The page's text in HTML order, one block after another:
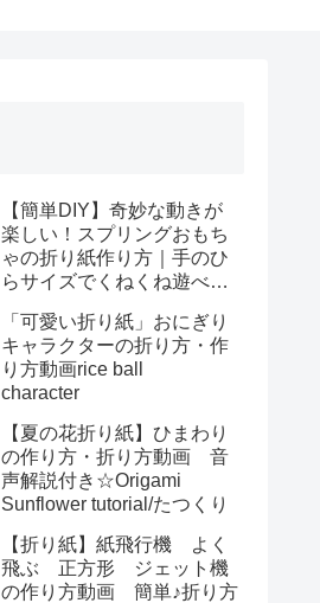
【簡単DIY】奇妙な動きが
楽しい！スプリングおもち
ゃの折り紙作り方｜手のひ
らサイズでくねくね遊べ
toys Origami
「可愛い折り紙」おにぎり
キャラクターの折り方・作
り方動画rice ball
character
【夏の花折り紙】ひまわり
の作り方・折り方動画 音
声解説付き☆Origami
Sunflower tutorial/たつくり
【折り紙】紙飛行機 よく
飛ぶ 正方形 ジェット機
の作り方動画 簡単♪折り方